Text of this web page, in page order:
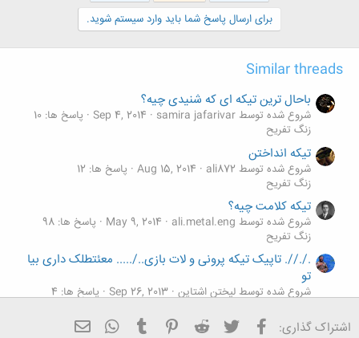
برای ارسال پاسخ شما باید وارد سیستم شوید.
Similar threads
باحال ترین تیکه ای که شنیدی چیه؟
شروع شده توسط samira jafarivar Sep 4, 2014 پاسخ ها: 10
زنگ تفريح
تیکه انداختن
شروع شده توسط ali872 Aug 15, 2014 پاسخ ها: 12
زنگ تفريح
تیکه کلامت چیه؟
شروع شده توسط ali.metal.eng May 9, 2014
پاسخ ها: 98
زنگ تفريح
././/. تاپیک تیکه پرونی و لات بازی../..... معئتطلک داری بیا
تو
شروع شده توسط لیختن اشتاین Sep 26, 2013 پاسخ ها: 4
سرانجام تیکه انداختن به دختر مردماشتراک گذاری: فیسبوک تویتر Reddit
Pinterest
Tumblr
WhatsApp